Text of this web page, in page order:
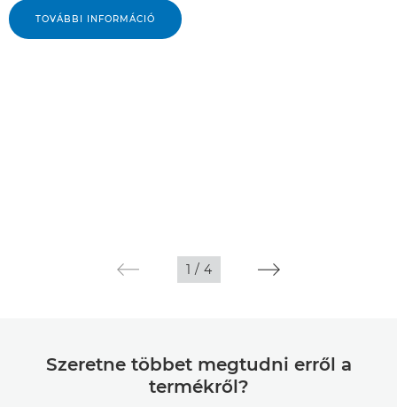
TOVÁBBI INFORMÁCIÓ
1 / 4
Szeretne többet megtudni erről a
termékről?